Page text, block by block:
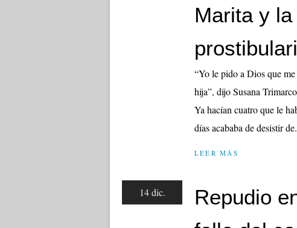
Marita y
“Yo le pido a Dios que
hija”, dijo Susana
Ya hacían cuatro que le
días acababa de desistir
LEER MÁS
14 dic.
Repudio